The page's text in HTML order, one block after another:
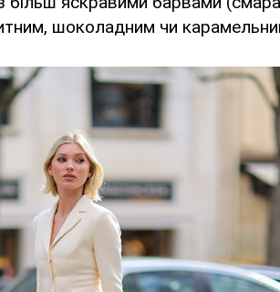
шоколадним чи